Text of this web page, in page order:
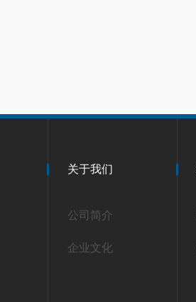
关于我们
公司简介
企业文化